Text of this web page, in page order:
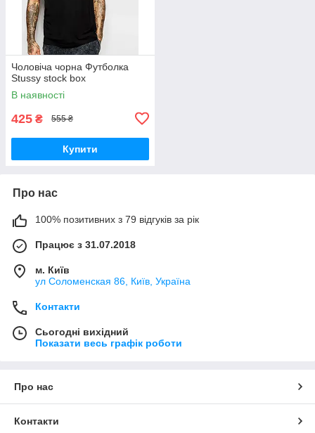
Чоловіча чорна Футболка
Stussy stock box
В наявності
425 ₴ 555 ₴
Купити
Про нас
100% позитивних з 79 відгуків за рік
Працює з 31.07.2018
м. Київ
ул Соломенская 86, Київ, Україна
Контакти
Сьогодні вихідний
Показати весь графік роботи
Про нас
Контакти